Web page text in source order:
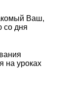
Ваш,
со дня
на уроках